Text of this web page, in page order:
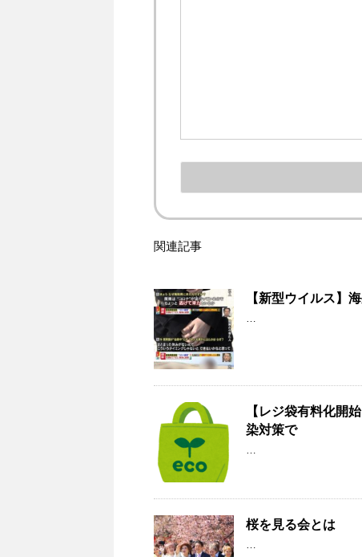
関連記事
【新型ウイルス】
…
【レジ袋有料化開
染対策で
…
桜を見る会とは
…